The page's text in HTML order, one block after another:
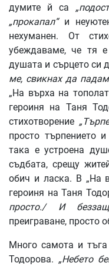
думите й са
„прокапал“и
нехуманен. От
убеждаваме, че тя
душата и сърцето си
ме, свикнах да
„На върха на
героиня на Таня
стихотворение
просто търпението
така е устроена
съдбата, срещу
обич и ласка. В „На
героиня на Таня
просто./ И
преиграване, просто
Много самота и
Тодорова. „Небето